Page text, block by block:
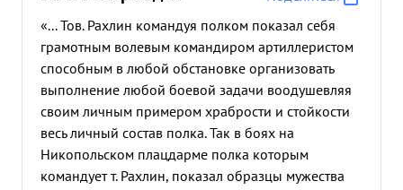
«... Тов. Рахлин командуя полком показал себя
грамотным волевым командиром артиллеристом
способным в любой обстановке организовать
выполнение любой боевой задачи воодушевляя
своим личным примером храбрости и стойкости
весь личный состав полка. Так в боях на
Никопольском плацдарме полка которым
командует т. Рахлин, показал образцы мужества